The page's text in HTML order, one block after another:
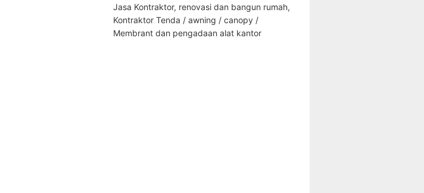
Jasa Kontraktor, renovasi dan bangun rumah,
Kontraktor Tenda / awning / canopy /
Membrant dan pengadaan alat kantor